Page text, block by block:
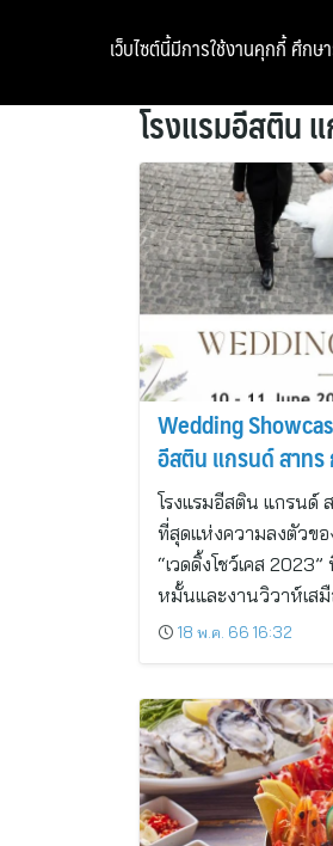
โรงแรมอีสติน
Wedding
อีสติน แกรนด์ สาทร
โรงแรมอีสติน แกรนด์
ที่สุดแห่งความลงตัวข
“เวดดิ้งโชว์เคส
หมั้นและงานวิวาห์เส
18 พ.ค. 66 16:32
เว็บไซต์นี้มีการใช้งานคุกกี้ ศึกษ